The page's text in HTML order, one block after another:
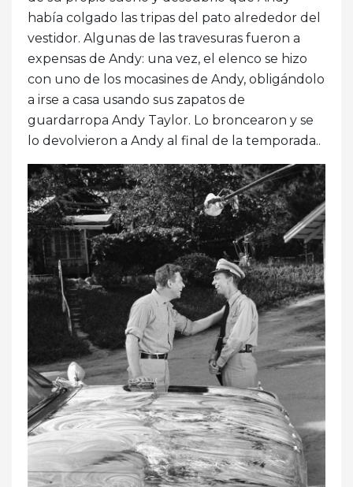
había colgado las tripas del pato alrededor del
vestidor. Algunas de las travesuras fueron a
expensas de Andy: una vez, el elenco se hizo
con uno de los mocasines de Andy, obligándolo
a irse a casa usando sus zapatos de
guardarropa Andy Taylor. Lo broncearon y se
lo devolvieron a Andy al final de la temporada..